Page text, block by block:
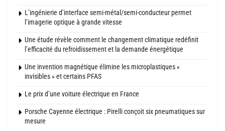
L’ingénierie d’interface semi-métal/semi-conducteur permet
l’imagerie optique à grande vitesse
Une étude révèle comment le changement climatique redéfinit
l’efficacité du refroidissement et la demande énergétique
Une invention magnétique élimine les microplastiques «
invisibles » et certains PFAS
Le prix d’une voiture électrique en France
Porsche Cayenne électrique : Pirelli conçoit six pneumatiques sur
mesure